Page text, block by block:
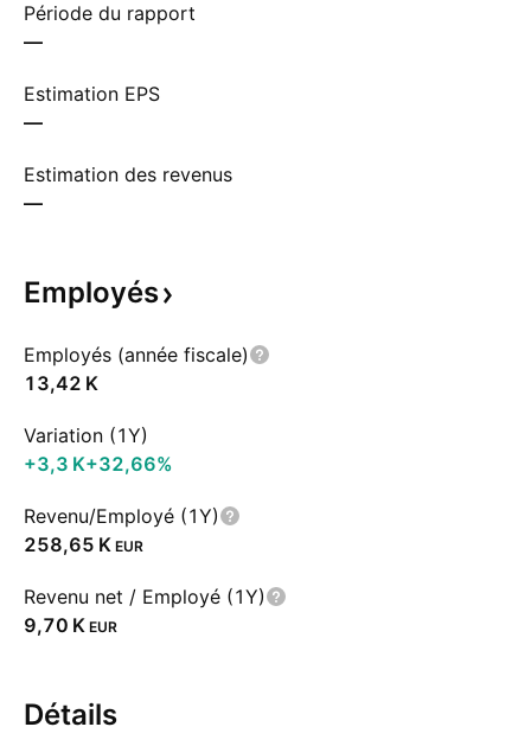
Période du rapport
—
Estimation EPS
—
Estimation des revenus
—
Employés
Employés (année fiscale)
‪13,42 K‬
Variation (1Y)
‪+3,3 K‬+32,66%
Revenu/Employé (1Y)
‪258,65 K‬ EUR
Revenu net / Employé (1Y)
‪9,70 K‬ EUR
Détails